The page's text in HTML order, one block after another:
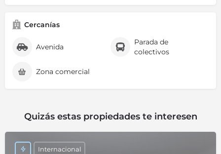
Cercanías
Avenida
Parada de
colectivos
Zona comercial
Quizás estas propiedades te interesen
Internacional